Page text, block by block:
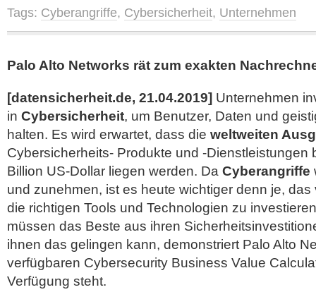
Tags: Cyberangriffe, Cybersicherheit, Unternehmen
Palo Alto Networks rät zum exakten
[datensicherheit.de, 21.04.2019] Unternehmen
in Cybersicherheit, um Benutzer, Daten und
halten. Es wird erwartet, dass die weltweiten
Cybersicherheits- Produkte und -Dienstleistungen
Billion US-Dollar liegen werden. Da Cyberangriffe
und zunehmen, ist es heute wichtiger denn je,
die richtigen Tools und Technologien zu
müssen das Beste aus ihren
ihnen das gelingen kann, demonstriert Palo Alto
verfügbaren Cybersecurity Business Value
Verfügung steht.